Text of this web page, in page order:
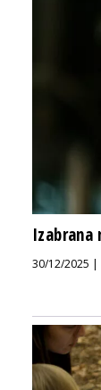
30/12/2025 |